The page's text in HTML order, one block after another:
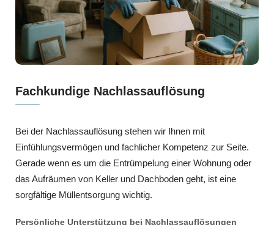
Fachkundige Nachlassauflösung
Bei der Nachlassauflösung stehen wir Ihnen mit
Einfühlungsvermögen und fachlicher Kompetenz zur Seite.
Gerade wenn es um die Entrümpelung einer Wohnung oder
das Aufräumen von Keller und Dachboden geht, ist eine
sorgfältige Müllentsorgung wichtig.
Persönliche Unterstützung bei Nachlassauflösungen